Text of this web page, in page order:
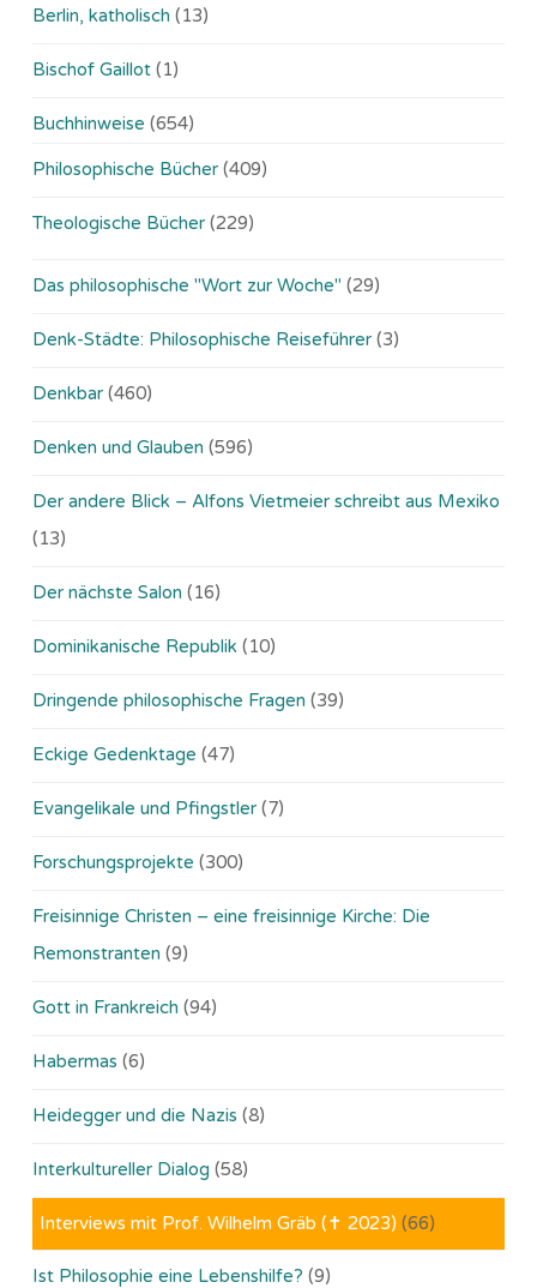
Berlin, katholisch (13)
Bischof Gaillot (1)
Buchhinweise (654)
Philosophische Bücher (409)
Theologische Bücher (229)
Das philosophische "Wort zur Woche" (29)
Denk-Städte: Philosophische Reiseführer (3)
Denkbar (460)
Denken und Glauben (596)
Der andere Blick – Alfons Vietmeier schreibt aus Mexiko
(13)
Der nächste Salon (16)
Dominikanische Republik (10)
Dringende philosophische Fragen (39)
Eckige Gedenktage (47)
Evangelikale und Pfingstler (7)
Forschungsprojekte (300)
Freisinnige Christen – eine freisinnige Kirche: Die
Remonstranten (9)
Gott in Frankreich (94)
Habermas (6)
Heidegger und die Nazis (8)
Interkultureller Dialog (58)
Interviews mit Prof. Wilhelm Gräb (✝ 2023) (66)
Ist Philosophie eine Lebenshilfe? (9)